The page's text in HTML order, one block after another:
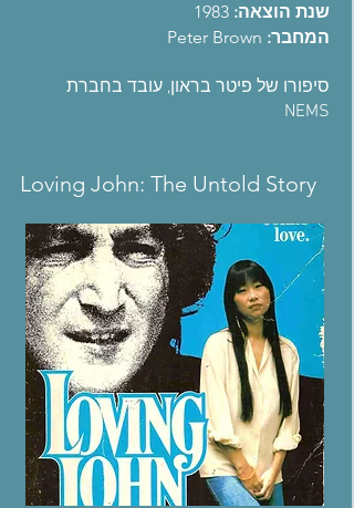
שנת הוצאה:
המחבר:
סיפורו של פיטר בראון, עובד בחברת
NEMS
Loving John: The Untold Story